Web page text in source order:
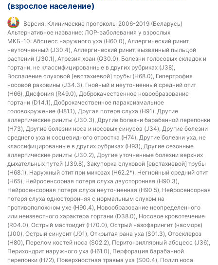
(взрослое население)
Версия: Клинические протоколы 2006-2019 (Беларусь)
Альтернативное название: ЛОР-заболевания у взрослых
МКБ-10: Абсцесс наружного уха (H60.0), Аллергический ринит
неуточненный (J30.4), Аллергический ринит, вызванный пыльцой
растений (J30.1), Атрезия хоан (Q30.0), Болезни голосовых складок и
гортани, не классифицированные в других рубриках (J38),
Воспаление слуховой [евстахиевой] трубы (H68.0), Гипертрофия
носовой раковины (J34.3), Гнойный и неуточненный средний отит
(H66), Дисфония (R49.0), Доброкачественное новообразование
гортани (D14.1), Доброкачественное параксизмальное
головокружение (H81.1), Другая потеря слуха (H91), Другие
аллергические риниты (J30.3), Другие болезни барабанной перепонки
(H73), Другие болезни носа и носовых синусов (J34), Другие болезни
среднего уха и сосцевидного отростка (H74), Другие болезни уха, не
классифицированные в других рубриках (H93), Другие сезонные
аллергические риниты (J30.2), Другие уточненные болезни верхних
дыхательных путей (J39.8), Закупорка слуховой [евстахиевой] трубы
(H68.1), Наружный отит при микозах (H62.2*), Негнойный средний отит
(H65), Нейросенсорная потеря слуха двусторонняя (H90.3),
Нейросенсорная потеря слуха неуточненная (H90.5), Нейросенсорная
потеря слуха односторонняя с нормальным слухом на
противоположном ухе (H90.4), Новообразование неопределенного
или неизвестного характера гортани (D38.0), Носовое кровотечение
(R04.0), Острый мастоидит (H70.0), Острый назофарингит (насморк)
(J00), Острый синусит (J01), Открытая рана уха (S01.3), Отосклероз
(H80), Перелом костей носа (S02.2), Перитонзиллярный абсцесс (J36),
Перихондрит наружного уха (H61.0), Перфорация барабанной
перепонки (H72), Поверхностная травма уха (S00.4), Полип носа